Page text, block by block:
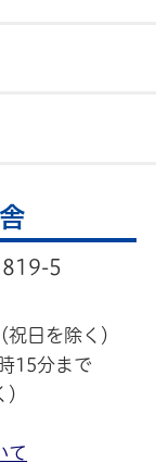
5
日を除く）
15分まで
て